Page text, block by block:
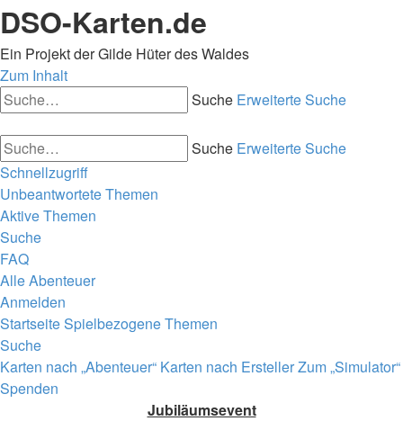
DSO-Karten.de
Ein Projekt der Gilde Hüter des Waldes
Zum Inhalt
Suche Erweiterte Suche
Suche Erweiterte Suche
Schnellzugriff
Unbeantwortete Themen
Aktive Themen
Suche
FAQ
Alle Abenteuer
Anmelden
StartseiteSpielbezogene Themen
Suche
Karten nach „Abenteuer“ Karten nach ErstellerZum „Simulator“
Spenden
Jubiläumsevent